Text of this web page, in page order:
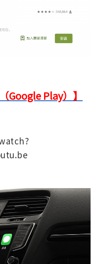
Google Play）】